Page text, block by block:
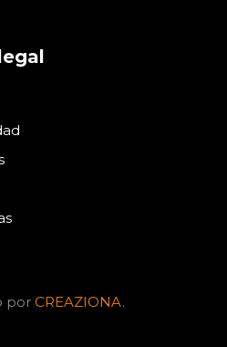
por CREAZIONA.